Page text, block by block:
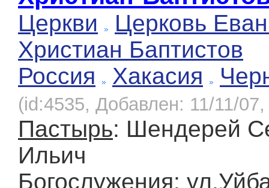
Церкви
Церковь
Христиан Баптистов
Россия
Хакасия
(id:4535, Добавлен: 11/11/
Пастырь: Шендерей
Ильич
Богослужения: